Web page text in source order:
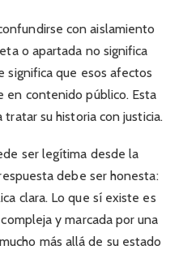
con aislamiento
o apartada no significa
significa que esos afectos
contenido público. Esta
su historia con justicia.
ser legítima desde la
debe ser honesta:
clara. Lo que sí existe es
y marcada por una
más allá de su estado